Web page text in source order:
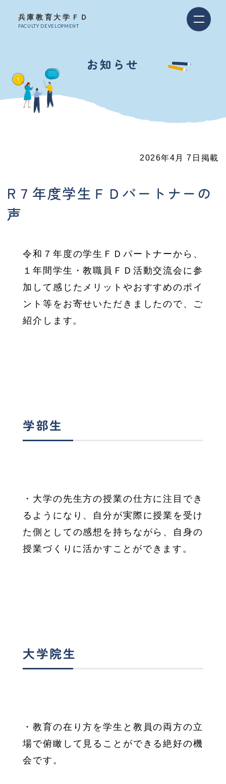
兵庫教育大学ＦＤ
FACULTY DEVELOPMENT
お知らせ
2026年4月 7日掲載
R７年度学生ＦＤパートナーの
声
令和７年度の学生ＦＤパートナーから、
１年間学生・教職員ＦＤ活動交流会に参
加して感じたメリットやおすすめのポイ
ント等をお寄せいただきましたので、ご
紹介します。
学部生
・大学の先生方の授業の仕方に注目でき
るようになり、自分が実際に授業を受け
た側としての感想を持ちながら、自身の
授業づくりに活かすことができます。
大学院生
・教育の在り方を学生と教員の両方の立
場で俯瞰して見ることができる絶好の機
会です。